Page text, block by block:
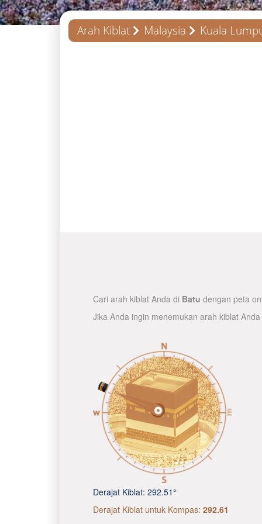
Arah Kiblat Malaysia Kuala
Cari arah kiblat Anda di Batu dengan peta
Jika Anda ingin menemukan arah kiblat
Derajat Kiblat: 292.51°
Derajat Kiblat untuk Kompas: 292.61